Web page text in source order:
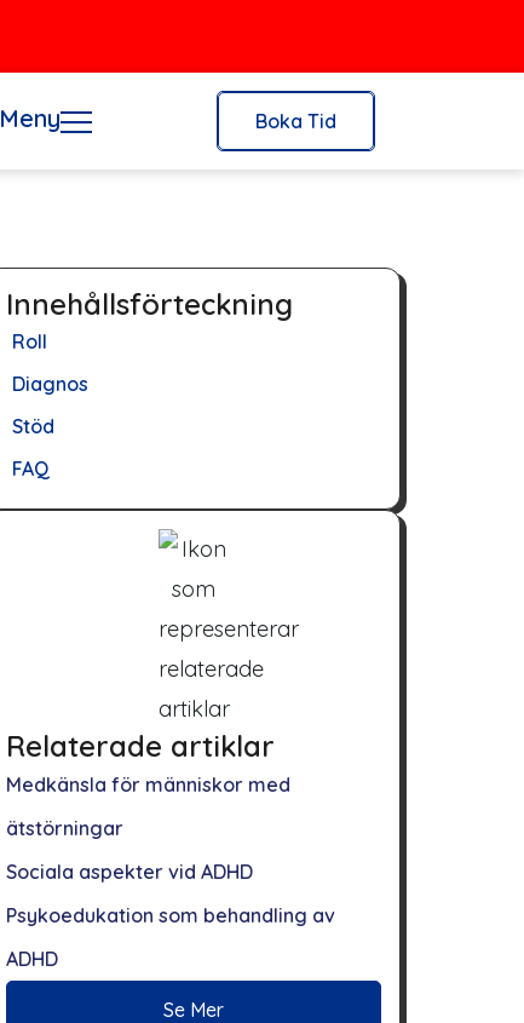
Meny Boka Tid
Innehållsförteckning
Roll
Diagnos
Stöd
FAQ
Relaterade artiklar
Medkänsla för människor med
ätstörningar
Sociala aspekter vid ADHD
Psykoedukation som behandling av
ADHD
Se Mer